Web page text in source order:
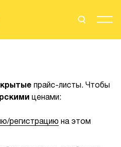
прайс-листы. Чтобы
ценами:
регистрацию на этом